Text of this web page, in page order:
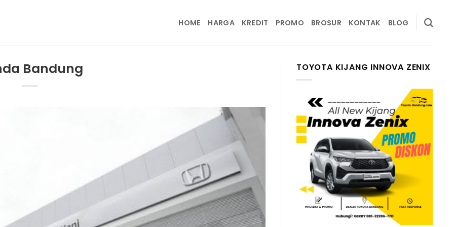
HOME HARGA KREDIT PROMO BROSUR KONTAK BLOG
Bandung TOYOTA KIJANG INNOVA ZENIX